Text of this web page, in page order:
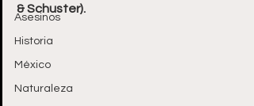
Asesinos
Historia
México
Naturaleza
& Schuster).